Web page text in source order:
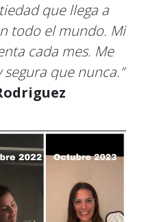
que llega a
todo el mundo. Mi
cada mes. Me
que nunca.”